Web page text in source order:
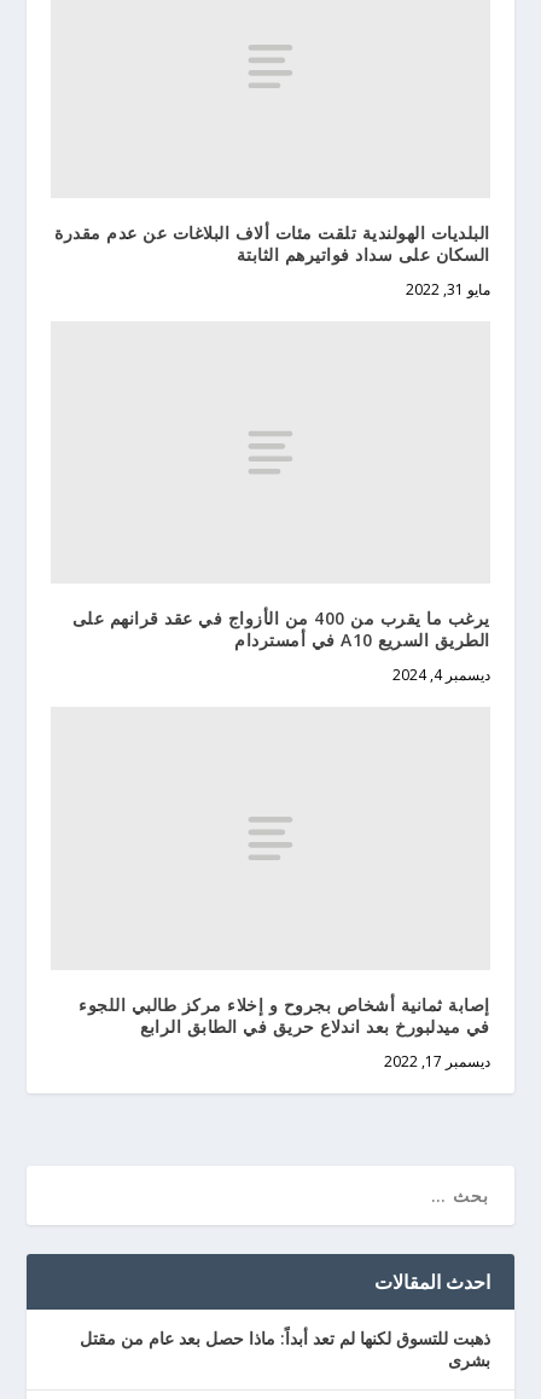
البلديات الهولندية تلقت مئات ألاف البلاغات عن عدم مقدرة
السكان على سداد فواتيرهم الثابتة
مايو 31, 2022
يرغب ما يقرب من 400 من الأزواج في عقد قرانهم على
الطريق السريع A10 في أمستردام
ديسمبر 4, 2024
إصابة ثمانية أشخاص بجروح و إخلاء مركز طالبي اللجوء
في ميدلبورخ بعد اندلاع حريق في الطابق الرابع
ديسمبر 17, 2022
احدث المقالات
ذهبت للتسوق لكنها لم تعد أبداً: ماذا حصل بعد عام من مقتل
بشرى